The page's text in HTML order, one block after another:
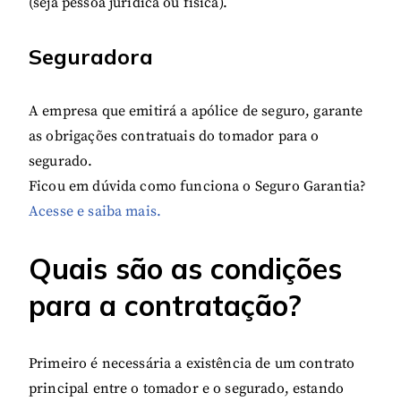
Seguradora
A empresa que emitirá a apólice de seguro, garante
as obrigações contratuais do tomador para o
segurado.
Ficou em dúvida como funciona o Seguro Garantia?
Acesse e saiba mais.
Quais são as condições
para a contratação?
Primeiro é necessária a existência de um contrato
principal entre o tomador e o segurado, estando